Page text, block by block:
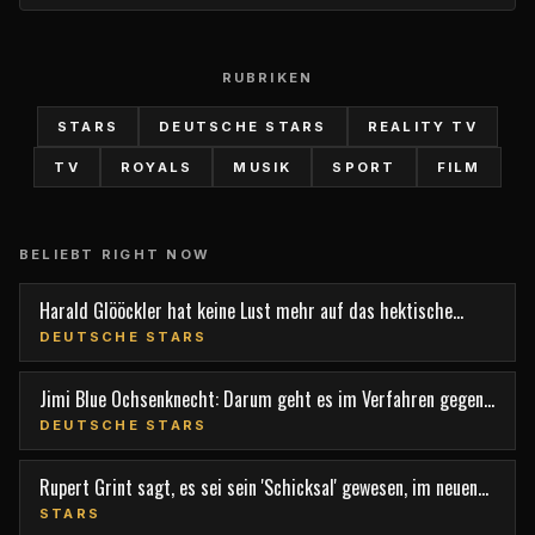
RUBRIKEN
STARS DEUTSCHE STARS REALITY TV
TV ROYALS MUSIK SPORT FILM
BELIEBT RIGHT NOW
Harald Glööckler hat keine Lust mehr auf das hektische
Berlin
DEUTSCHE STARS
Jimi Blue Ochsenknecht: Darum geht es im Verfahren gegen
den TV-Star
DEUTSCHE STARS
Rupert Grint sagt, es sei sein 'Schicksal' gewesen, im neuen
Film 'Nightborn' mitzuspielen
STARS